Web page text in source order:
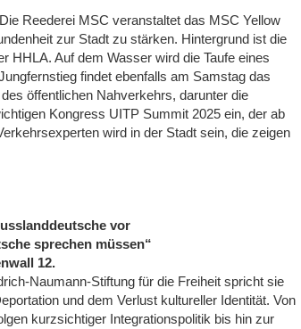
Reederei MSC veranstaltet das MSC Yellow
zur Stadt zu stärken. Hintergrund ist die
HHLA. Auf dem Wasser wird die Taufe eines
findet ebenfalls am Samstag das
öffentlichen Nahverkehrs, darunter die
Kongress UITP Summit 2025 ein, der ab
wird in der Stadt sein, die zeigen
vor
sprechen müssen“
12.
Naumann-Stiftung für die Freiheit spricht sie
und dem Verlust kultureller Identität. Von
kurzsichtiger Integrationspolitik bis hin zur